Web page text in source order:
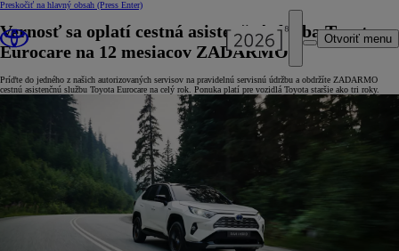
Preskočiť na hlavný obsah (Press Enter)
Otvoriť menu
Vernosť sa oplatí cestná asistenčná služba Toyota
Eurocare na 12 mesiacov ZADARMO!
Príďte do jedného z našich autorizovaných servisov na pravidelnú servisnú údržbu a obdržíte ZADARMO
cestnú asistenčnú službu Toyota Eurocare na celý rok. Ponuka platí pre vozidlá Toyota staršie ako tri roky.